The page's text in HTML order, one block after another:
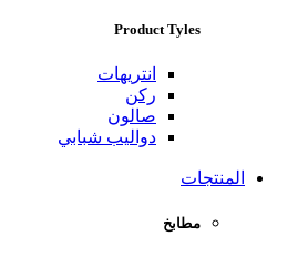
Product Tyles
انتريهات
ركن
صالون
دواليب شبابي
المنتجات
مطابخ